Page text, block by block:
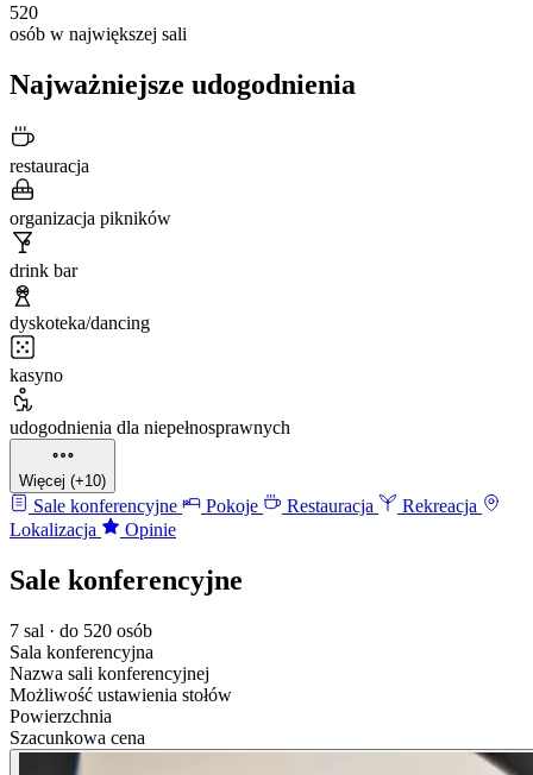
520
osób w największej sali
Najważniejsze udogodnienia
restauracja
organizacja pikników
drink bar
dyskoteka/dancing
kasyno
udogodnienia dla niepełnosprawnych
Więcej (+10)
Sale konferencyjne Pokoje Restauracja
Rekreacja
Lokalizacja
Opinie
Sale konferencyjne
7 sal · do 520 osób
Sala konferencyjna
Nazwa sali konferencyjnej
Możliwość ustawienia stołów
Powierzchnia
Szacunkowa cena